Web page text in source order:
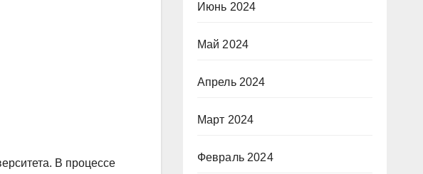
В процессе
Июнь 2024
Май 2024
Апрель 2024
Март 2024
Февраль 2024